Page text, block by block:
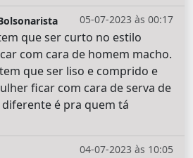
05-07-2023 às 00:17
que ser curto no estilo
com cara de homem macho.
que ser liso e comprido e
ficar com cara de serva de
é pra quem tá
04-07-2023 às 10:05